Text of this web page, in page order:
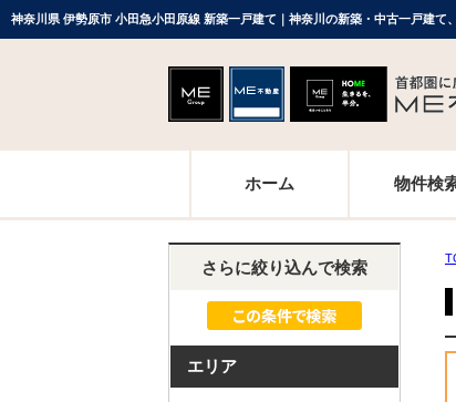
神奈川県 伊勢原市 小田急小田原線 新築一戸建て｜神奈川の新築・中古一戸建て
ホーム 物件検
さらに絞り込んで検索
エリア